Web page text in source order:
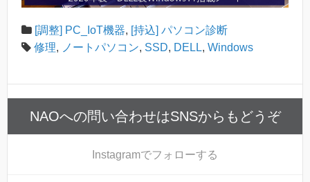
[調整] PC_IoT機器, [持込] パソコン診断
修理, ノートパソコン, SSD, DELL, Windows
NAOへの問い合わせはSNSからもどうぞ
Instagramでフォローする